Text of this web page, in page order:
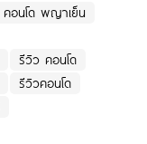
คอนโด พญาเย็น
รีวิว คอนโด
รีวิวคอนโด